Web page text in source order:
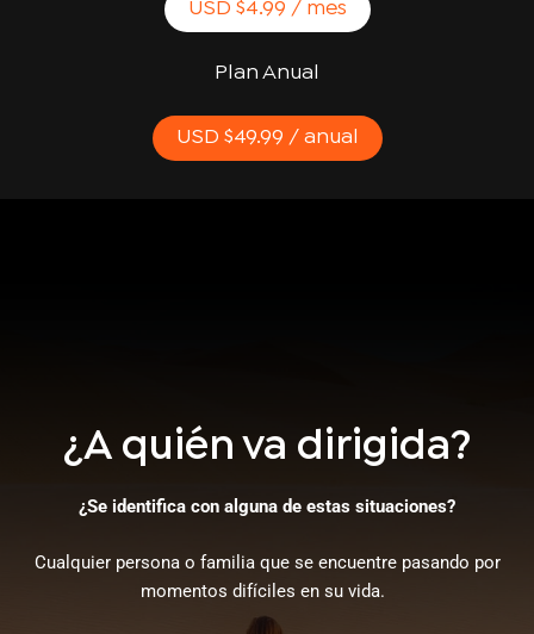
USD $4.99 / mes
Plan Anual
USD $49.99 / anual
¿A quién va dirigida?
¿Se identifica con alguna de estas situaciones?
Cualquier persona o familia que se encuentre pasando por
momentos difíciles en su vida.